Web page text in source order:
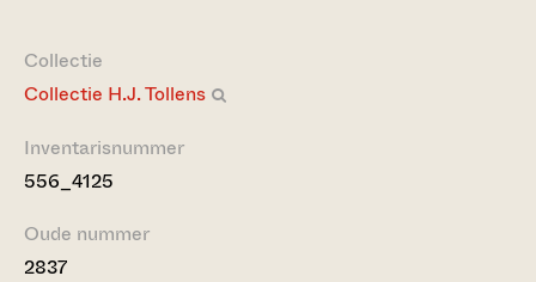
Collectie
Collectie H.J. Tollens
Inventarisnummer
556_4125
Oude nummer
2837